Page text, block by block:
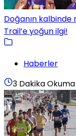
Doğanın kalbinde
Trail’e yoğun ilgi!
Haberler
3 Dakika Okuma